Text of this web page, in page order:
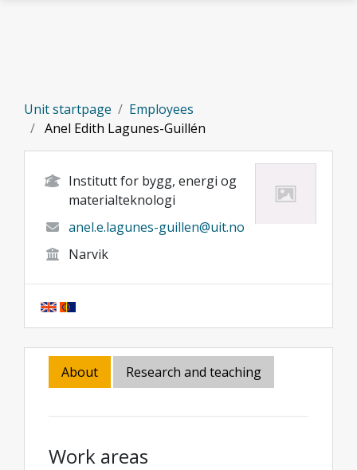
Unit startpage
Employees
Anel Edith Lagunes-Guillén
Institutt for bygg, energi og
materialteknologi
anel.e.lagunes-guillen@uit.no
Narvik
About Research and teaching
Work areas